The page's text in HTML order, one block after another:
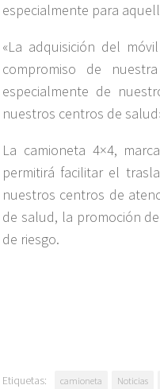
especialmente para
«La adquisición del
compromiso de
especialmente de
nuestros centros de
La camioneta 4×4,
permitirá facilitar el
nuestros centros de
de salud, la promoción
de riesgo.
Etiquetas: camioneta Noticias